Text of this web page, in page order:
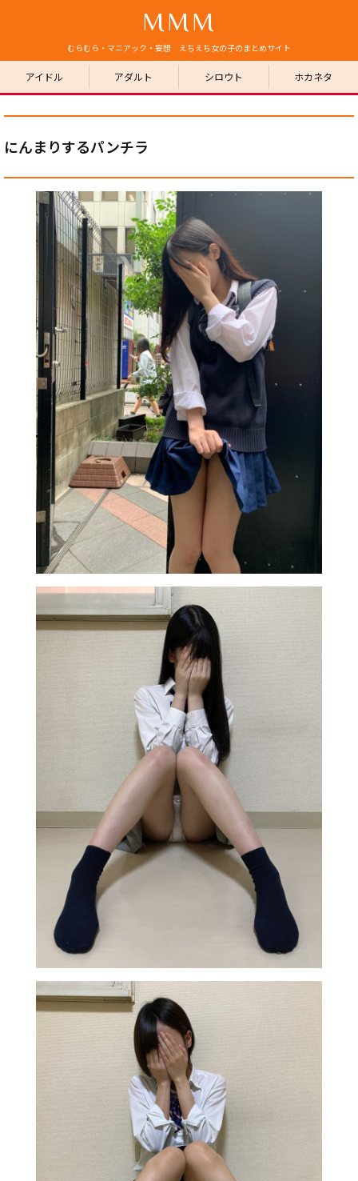
MMM
むらむら・マニアック・妄想 えちえち女の子のまとめサイト
アイドル アダルト シロウト ホカネタ
にんまりするパンチラ